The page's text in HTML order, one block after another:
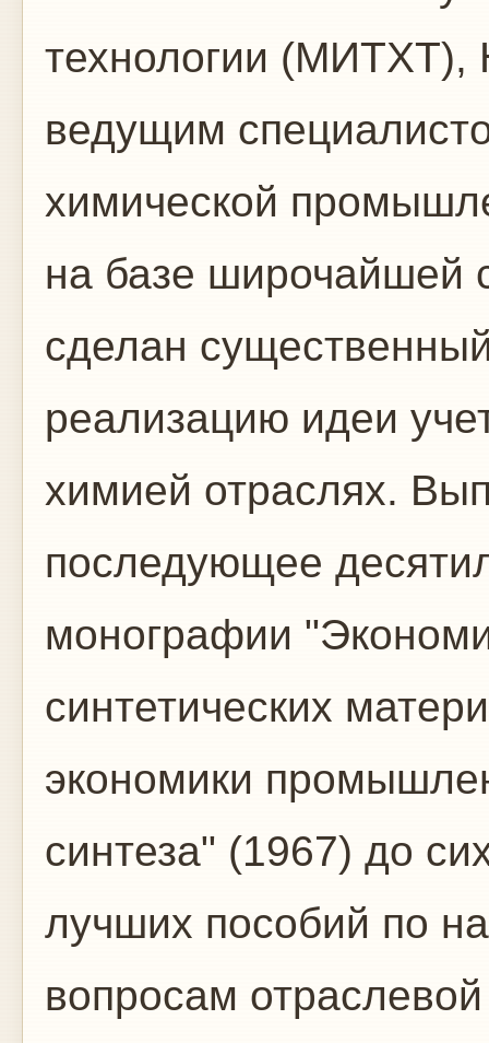
технологии (МИТХТ),
ведущим
химической
на базе широчайшей
сделан
реализацию идеи
химией отраслях.
последующее
монографии
синтетических
экономики
синтеза" (1967) до
лучших пособий по
вопросам